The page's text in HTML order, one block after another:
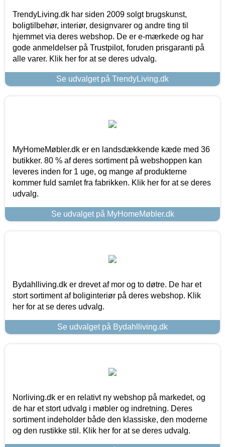
TrendyLiving.dk har siden 2009 solgt brugskunst,
boligtilbehør, interiør, designvarer og andre ting til
hjemmet via deres webshop. De er e-mærkede og har
gode anmeldelser på Trustpilot, foruden prisgaranti på
alle varer. Klik her for at se deres udvalg.
Se udvalget på TrendyLiving.dk
MyHomeMøbler.dk er en landsdækkende kæde med 36
butikker. 80 % af deres sortiment på webshoppen kan
leveres inden for 1 uge, og mange af produkterne
kommer fuld samlet fra fabrikken. Klik her for at se deres
udvalg.
Se udvalget på MyHomeMøbler.dk
Bydahlliving.dk er drevet af mor og to døtre. De har et
stort sortiment af boliginteriør på deres webshop. Klik
her for at se deres udvalg.
Se udvalget på Bydahlliving.dk
Norliving.dk er en relativt ny webshop på markedet, og
de har et stort udvalg i møbler og indretning. Deres
sortiment indeholder både den klassiske, den moderne
og den rustikke stil. Klik her for at se deres udvalg.